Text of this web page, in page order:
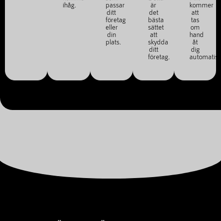
ihåg.
passar
ditt
företag
eller
din
plats.
är
det
bästa
sättet
att
skydda
ditt
företag.
kommer
att
tas
om
hand
åt
dig